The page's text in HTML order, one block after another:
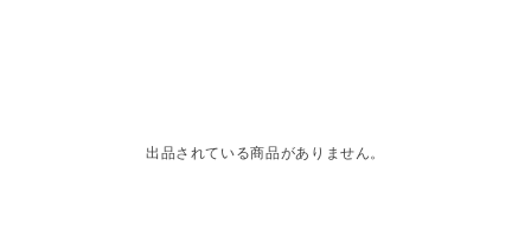
出品されている商品がありません。